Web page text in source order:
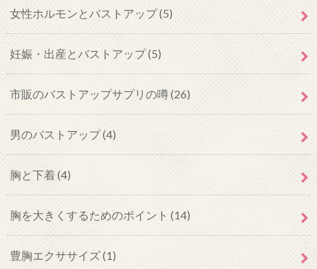
女性ホルモンとバストアップ(5)
妊娠・出産とバストアップ(5)
市販のバストアップサプリの噂(26)
男のバストアップ(4)
胸と下着(4)
胸を大きくするためのポイント (14)
豊胸エクササイズ(1)